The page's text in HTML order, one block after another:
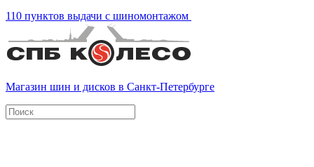
110 пунктов выдачи с шиномонтажом
Магазин шин и дисков в Санкт-Петербурге